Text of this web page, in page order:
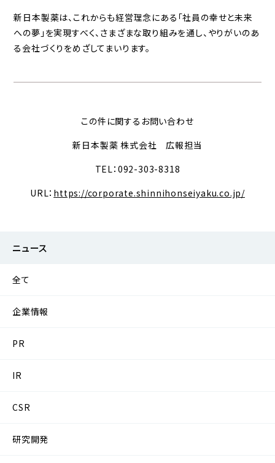
新日本製薬は、これからも経営理念にある「社員の幸せと未来
への夢」を実現すべく、さまざまな取り組みを通し、やりがいのあ
る会社づくりをめざしてまいります。
この件に関するお問い合わせ
新日本製薬 株式会社 広報担当
TEL：092-303-8318
URL： https://corporate.shinnihonseiyaku.co.jp/
ニュース
全て
企業情報
PR
IR
CSR
研究開発